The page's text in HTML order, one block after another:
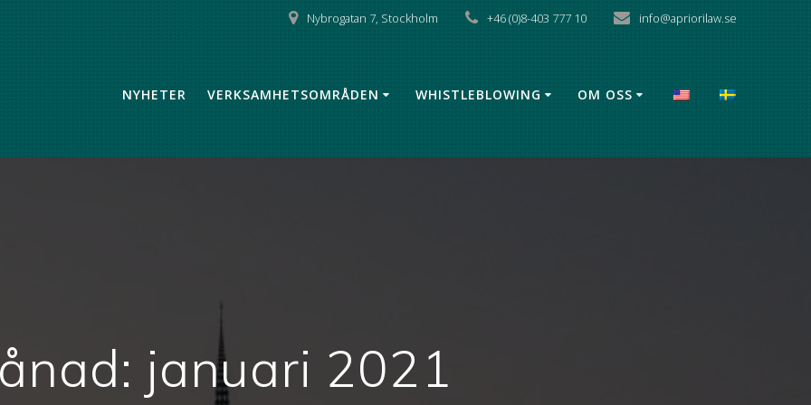
Nybrogatan 7, Stockholm +46 (0)8-403 777 10 info@apriorilaw.se
NYHETER VERKSAMHETSOMRÅDEN WHISTLEBLOWING OM OSS
januari 2021